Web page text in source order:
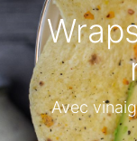
Avec